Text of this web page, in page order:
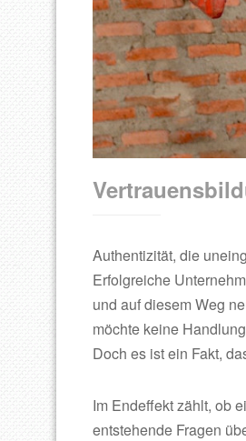
Authentizität, die
Erfolgreiche
und auf diesem Weg
möchte keine
Doch es ist ein Fakt,
Im Endeffekt zählt, ob
entstehende Fragen